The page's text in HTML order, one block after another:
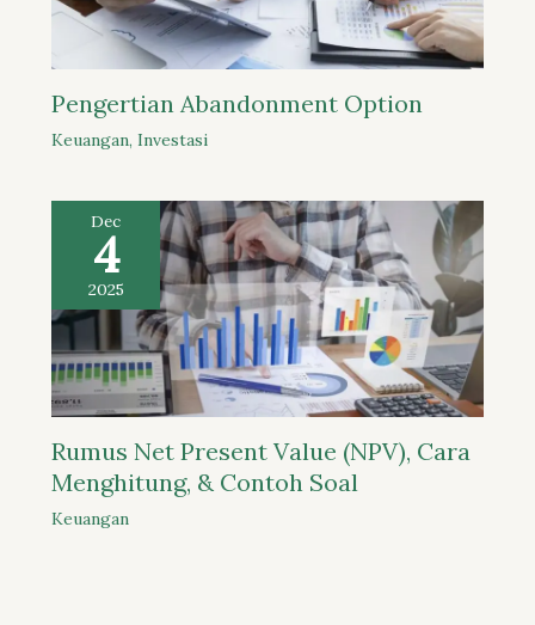
Pengertian Abandonment Option
Keuangan, Investasi
Dec
4
2025
Rumus Net Present Value (NPV), Cara
Menghitung, & Contoh Soal
Keuangan